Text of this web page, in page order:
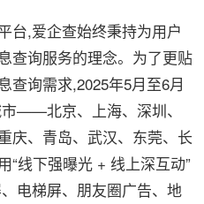
,爱企查始终秉持为用户
查询服务的理念。为了更贴
查询需求,2025年5月至6月
——北京、上海、深圳、
庆、青岛、武汉、东莞、长
“线下强曝光 + 线上深互动”
电梯屏、朋友圈广告、地